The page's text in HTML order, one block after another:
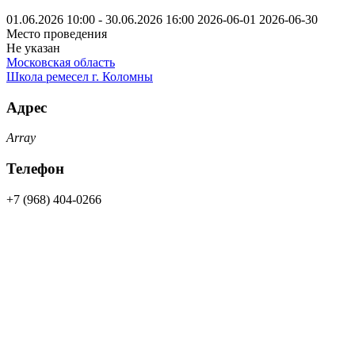
01.06.2026 10:00 - 30.06.2026 16:00 2026-06-01 2026-06-30
Место проведения
Не указан
Московская область
Школа ремесел г. Коломны
Адрес
Array
Телефон
+7 (968) 404-0266